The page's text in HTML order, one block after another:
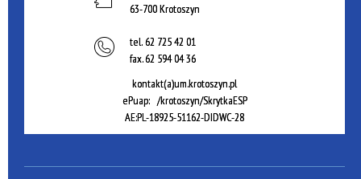
63-700 Krotoszyn
tel.62 725 42 01
fax.62 594 04 36
kontakt(a)um.krotoszyn.pl
ePuap: /krotoszyn/SkrytkaESP
AE:PL-18925-51162-DIDWC-28